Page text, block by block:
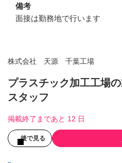
備考
面接は勤務地で行います
株式会社 天源 千葉工場
プラスチック加工工場
スタッフ
掲載終了まであと 12 日
後で見る